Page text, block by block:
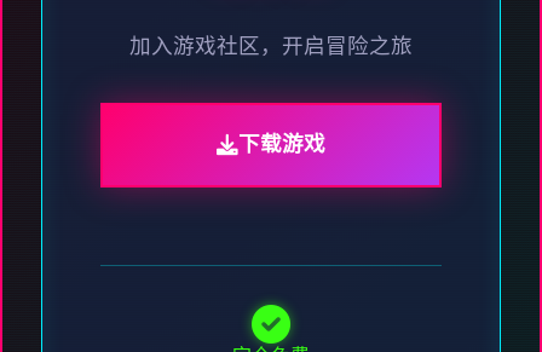
加入游戏社区，开启冒险之旅
下载游戏